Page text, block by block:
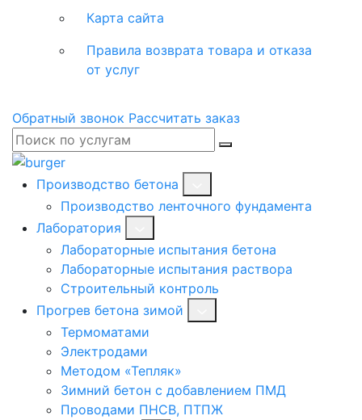
Карта сайта
Правила возврата товара и отказа
от услуг
Обратный звонок Рассчитать заказ
Производство бетона
Производство ленточного фундамента
Лаборатория
Лабораторные испытания бетона
Лабораторные испытания раствора
Строительный контроль
Прогрев бетона зимой
Термоматами
Электродами
Методом «Тепляк»
Зимний бетон с добавлением ПМД
Проводами ПНСВ, ПТПЖ